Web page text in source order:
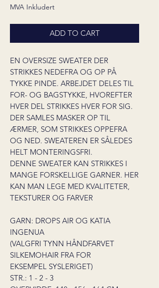
MVA Inkludert
ADD TO CART
EN OVERSIZE SWEATER DER
STRIKKES NEDEFRA OG OP PÅ
TYKKE PINDE. ARBEJDET DELES TIL
FOR- OG BAGSTYKKE, HVOREFTER
HVER DEL STRIKKES HVER FOR SIG.
DER SAMLES MASKER OP TIL
ÆRMER, SOM STRIKKES OPPEFRA
OG NED. SWEATEREN ER SÅLEDES
HELT MONTERINGSFRI.
DENNE SWEATER KAN STRIKKES I
MANGE FORSKELLIGE GARNER. HER
KAN MAN LEGE MED KVALITETER,
TEKSTURER OG FARVER
GARN: DROPS AIR OG KATIA
INGENUA
(VALGFRI TYNN HÅNDFARVET
SILKEMOHAIR FRA FOR
EKSEMPEL SYSLERIGET)
STR.: 1 - 2 - 3